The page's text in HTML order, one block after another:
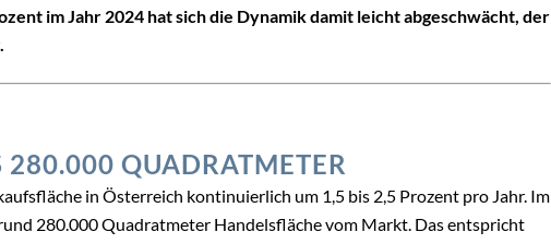
im Jahr 2024 hat sich die Dynamik damit leicht abgeschwächt, der
QUADRATMETER
in Österreich kontinuierlich um 1,5 bis 2,5 Prozent pro Jahr. Im
280.000 Quadratmeter Handelsfläche vom Markt. Das entspricht